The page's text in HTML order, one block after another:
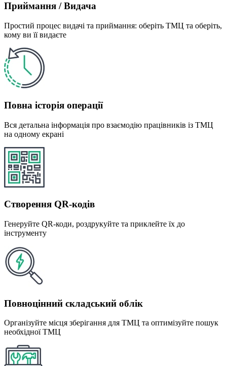
Приймання / Видача
Простий процес видачі та приймання: оберіть ТМЦ та оберіть,
кому ви її видаєте
Повна історія операції
Вся детальна інформація про взаємодію працівників із ТМЦ
на одному екрані
Створення QR-кодів
Генеруйте QR-коди, роздрукуйте та приклейте їх до
інструменту
Повноцінний складський облік
Організуйте місця зберігання для ТМЦ та оптимізуйте пошук
необхідної ТМЦ